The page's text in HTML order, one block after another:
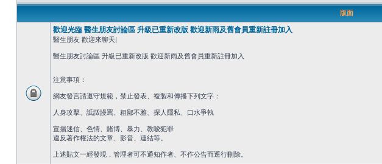
版面
歡迎光臨 醫生朋友討論區 升級已重新改版 歡迎新雨及舊會員重新註冊加入
醫生朋友 歡迎來聊天|
醫生朋友討論區 升級已重新改版 歡迎新雨及舊會員重新註冊加入
注意事項：
網友發言請遵守規範，禁止發表、複製和傳播下列文字：
人身攻擊、詆譭謾罵、粗鄙不雅、探人隱私、口水爭執
宣揚迷信、色情、賭博、暴力、教唆犯罪
違反著作權法的文章、影音、連結等。
上述貼文一經發現，管理者可不通知作者、不作公告而逕行刪除。